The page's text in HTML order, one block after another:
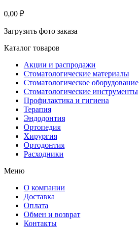
0,00 ₽
Загрузить фото заказа
Каталог товаров
Акции и распродажи
Стоматологические материалы
Стоматологическое оборудование
Стоматологические инструменты
Профилактика и гигиена
Терапия
Эндодонтия
Ортопедия
Хирургия
Ортодонтия
Расходники
Меню
О компании
Доставка
Оплата
Обмен и возврат
Контакты